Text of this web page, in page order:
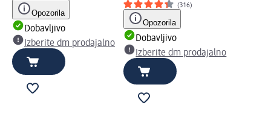
Opozorila
Dobavljivo
Izberite dm prodajalno
(316)
Opozorila
Dobavljivo
Izberite dm prodajalno